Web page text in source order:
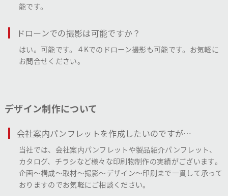
能です。
ドローンでの撮影は可能ですか？
はい。可能です。４Kでのドローン撮影も可能です。お気軽に
お問合せください。
デザイン制作について
会社案内パンフレットを作成したいのですが…
当社では、会社案内パンフレットや製品紹介パンフレット、
カタログ、チラシなど様々な印刷物制作の実績がございます。
企画～構成～取材～撮影～デザイン～印刷まで一貫して承って
おりますのでお気軽にご相談ください。